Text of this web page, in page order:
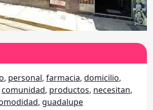
, personal, farmacia, domicilio,
comunidad, productos, necesitan,
, guadalupe